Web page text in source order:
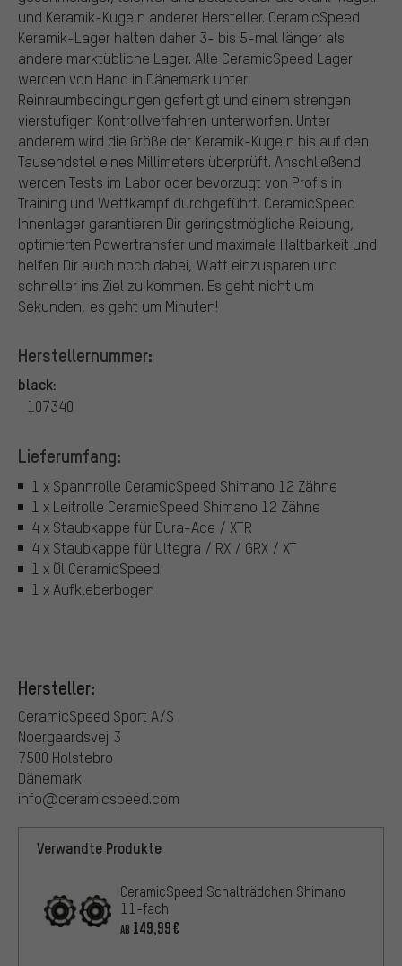
und Keramik-Kugeln anderer Hersteller. CeramicSpeed
Keramik-Lager halten daher 3- bis 5-mal länger als
andere marktübliche Lager. Alle CeramicSpeed Lager
werden von Hand in Dänemark unter
Reinraumbedingungen gefertigt und einem strengen
vierstufigen Kontrollverfahren unterworfen. Unter
anderem wird die Größe der Keramik-Kugeln bis auf den
Tausendstel eines Millimeters überprüft. Anschließend
werden Tests im Labor oder bevorzugt von Profis in
Training und Wettkampf durchgeführt. CeramicSpeed
Innenlager garantieren Dir geringstmögliche Reibung,
optimierten Powertransfer und maximale Haltbarkeit und
helfen Dir auch noch dabei, Watt einzusparen und
schneller ins Ziel zu kommen. Es geht nicht um
Sekunden, es geht um Minuten!
Herstellernummer:
black:
107340
Lieferumfang:
1 x Spannrolle CeramicSpeed Shimano 12 Zähne
1 x Leitrolle CeramicSpeed Shimano 12 Zähne
4 x Staubkappe für Dura-Ace / XTR
4 x Staubkappe für Ultegra / RX / GRX / XT
1 x Öl CeramicSpeed
1 x Aufkleberbogen
Hersteller:
CeramicSpeed Sport A/S
Noergaardsvej 3
7500 Holstebro
Dänemark
info@ceramicspeed.com
Verwandte Produkte
CeramicSpeed Schalträdchen Shimano
11-fach
AB 149,99€